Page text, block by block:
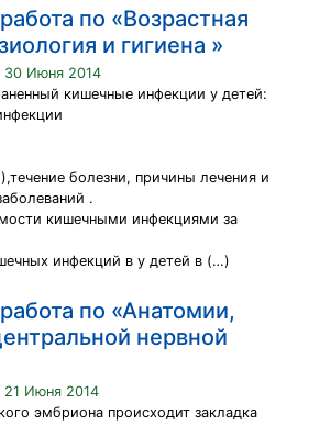
по «Возрастная
и гигиена »
30 Июня 2014
кишечные инфекции у детей:
болезни, причины лечения и
.
кишечными инфекциями за
инфекций в у детей в (…)
по «Анатомии,
нервной
21 Июня 2014
эмбриона происходит закладка